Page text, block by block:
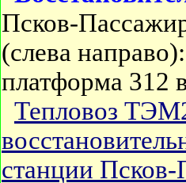
Псков-
(слева
платформа 312
Тепловоз
станции